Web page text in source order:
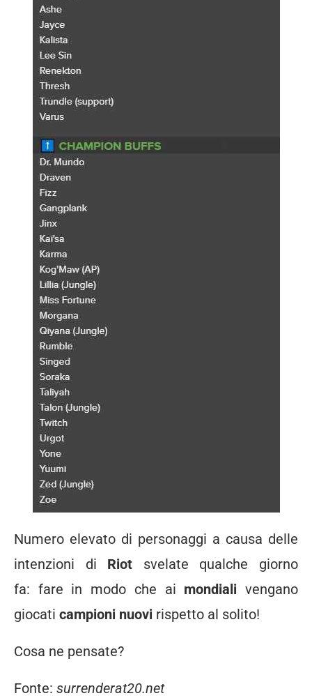
Numero elevato di personaggi a causa delle
intenzioni di Riot svelate qualche giorno
fa: fare in modo che ai mondialivengano
giocati campioni nuovi rispetto al solito!
Cosa ne pensate?
Fonte: surrenderat20.net